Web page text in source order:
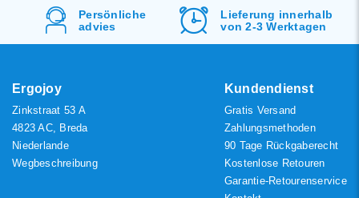
angesehen
Neueste Produkte
Höchster Preis
Persönliche
advies
Lieferung innerhalb
von 2-3 Werktagen
Ergojoy
Zinkstraat 53 A
4823 AC, Breda
Niederlande
Wegbeschreibung
Kundendienst
Gratis Versand
Zahlungsmethoden
90 Tage Rückgaberecht
Kostenlose Retouren
Garantie-Retourenservice